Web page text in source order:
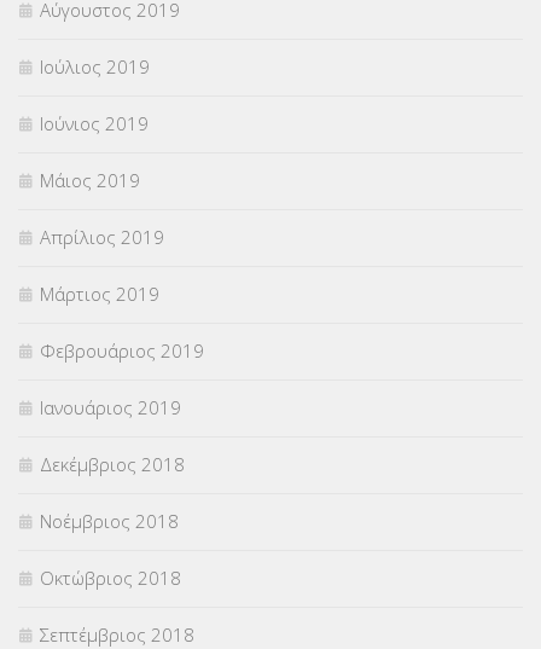
Αύγουστος 2019
Ιούλιος 2019
Ιούνιος 2019
Μάιος 2019
Απρίλιος 2019
Μάρτιος 2019
Φεβρουάριος 2019
Ιανουάριος 2019
Δεκέμβριος 2018
Νοέμβριος 2018
Οκτώβριος 2018
Σεπτέμβριος 2018